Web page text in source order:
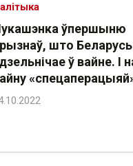
ўпершыню
што Беларусь
ў вайне. І